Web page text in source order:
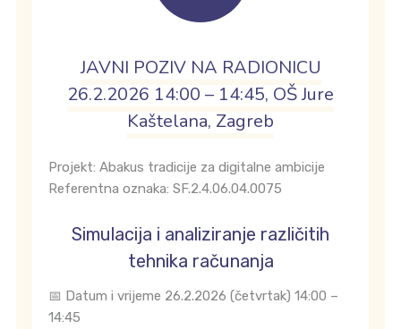
JAVNI POZIV NA RADIONICU
26.2.2026 14:00 – 14:45, OŠ Jure
Kaštelana, Zagreb
Projekt: Abakus tradicije za digitalne ambicije
Referentna oznaka: SF.2.4.06.04.0075
Simulacija i analiziranje različitih
tehnika računanja
📅 Datum i vrijeme 26.2.2026 (četvrtak) 14:00 –
14:45